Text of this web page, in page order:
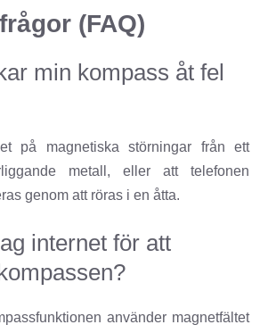
(FAQ)
min kompass åt fel
på magnetiska störningar från ett
metall, eller att telefonen
genom att röras i en åtta.
internet för att
använder magnetfältet